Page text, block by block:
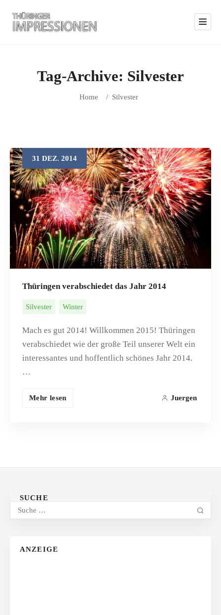
Tag-Archive: Silvester
Home / Silvester
31 DEZ. 2014
Thüringen verabschiedet das Jahr 2014
Silvester Winter
Mach es gut 2014! Willkommen 2015! Thüringen
verabschiedet wie der große Teil unserer Welt ein
interessantes und hoffentlich schönes Jahr 2014.
…
Mehr lesen Juergen
SUCHE
ANZEIGE